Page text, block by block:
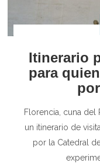
Itinerario
para
Florencia, cuna del
un itinerario de
por la Catedral